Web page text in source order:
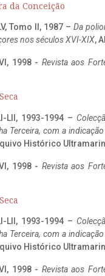
da Conceição
Tomo II, 1987 – Da
nos séculos XVI-XIX,
1998 - Revista aos
LII, 1993-1994 –
Terceira, com a
Histórico
1998 - Revista aos
LII, 1993-1994 –
Terceira, com a
Histórico
1998 - Revista aos